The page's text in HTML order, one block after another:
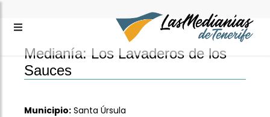
Medianía: Los Lavaderos de los
Sauces
Municipio: Santa Úrsula